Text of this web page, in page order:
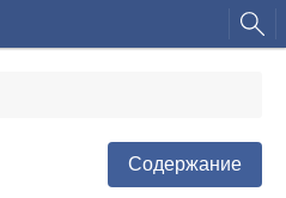
Содержание